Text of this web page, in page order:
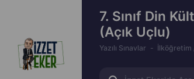
7. Sınıf Din
(Açık Uçlu)
Yazılı Sınavlar İlköğretim